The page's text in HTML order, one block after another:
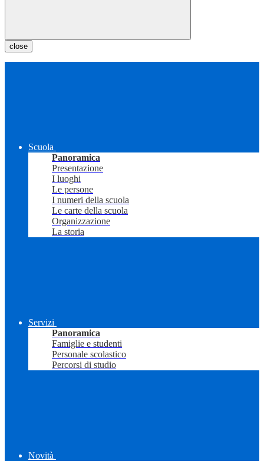
close
Scuola
Panoramica
Presentazione
I luoghi
Le persone
I numeri della scuola
Le carte della scuola
Organizzazione
La storia
Servizi
Panoramica
Famiglie e studenti
Personale scolastico
Percorsi di studio
Novità